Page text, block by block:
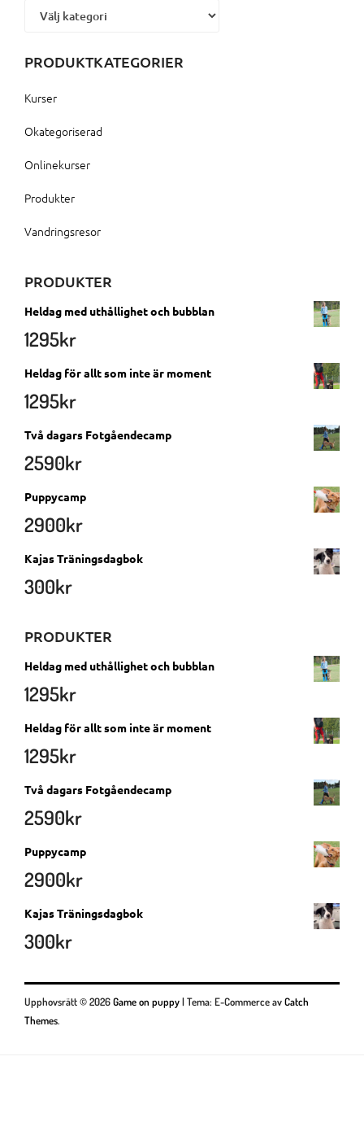
Kategorier
PRODUKTKATEGORIER
Kurser
Okategoriserad
Onlinekurser
Produkter
Vandringsresor
PRODUKTER
Heldag med uthållighet och bubblan
1295kr
Heldag för allt som inte är moment
1295kr
Två dagars Fotgåendecamp
2590kr
Puppycamp
2900kr
Kajas Träningsdagbok
300kr
PRODUKTER
Heldag med uthållighet och bubblan
1295kr
Heldag för allt som inte är moment
1295kr
Två dagars Fotgåendecamp
2590kr
Puppycamp
2900kr
Kajas Träningsdagbok
300kr
Upphovsrätt © 2026Game on puppy|Tema: E-Commerce avCatch
Themes.